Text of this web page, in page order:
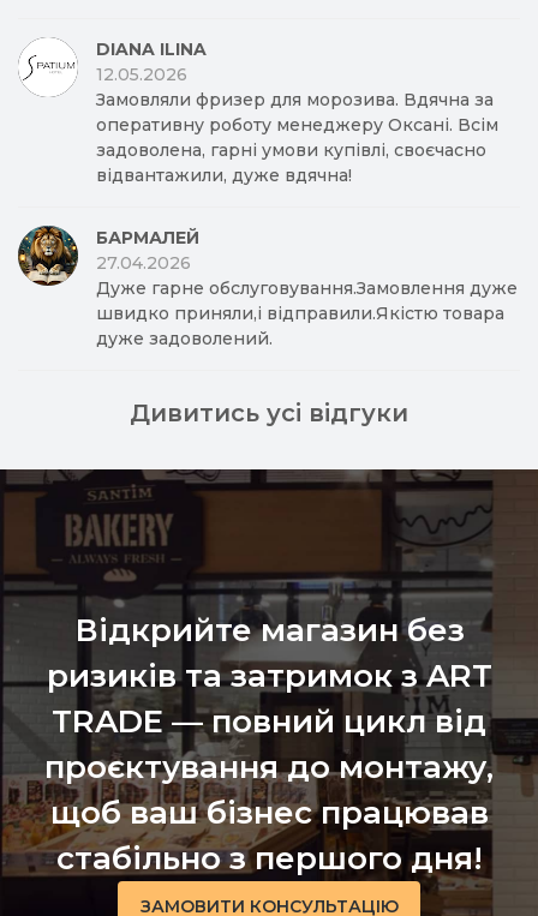
БАРМАЛЕЙ
27.04.2026
Дуже гарне обслуговування.Замовлення дуже
швидко приняли,і відправили.Якістю товара
дуже задоволений.
Дивитись усі відгуки
ризиків та затримок з ART
TRADE — повний цикл від
проєктування до монтажу,
щоб ваш бізнес працював
стабільно з першого дня!
ЗАМОВИТИ КОНСУЛЬТАЦІЮ